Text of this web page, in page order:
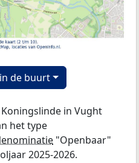
de buurt
in Vught
het type
"Openbaar"
2025-2026.